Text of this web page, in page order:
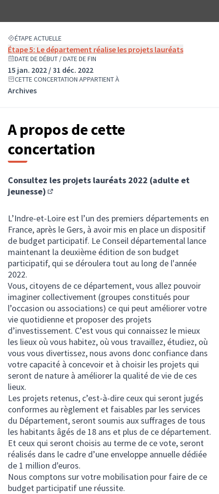
ÉTAPE ACTUELLE
Étape 5: Le département réalise les projets lauréats
DATE DE DÉBUT / DATE DE FIN
15 jan. 2022 / 31 déc. 2022
CETTE CONCERTATION APPARTIENT À
Archives
A propos de cette
concertation
Consultez les projets lauréats 2022 (adulte et
jeunesse)
L’Indre-et-Loire est l’un des premiers départements en
France, après le Gers, à avoir mis en place un dispositif
de budget participatif. Le Conseil départemental lance
maintenant la deuxième édition de son budget
participatif, qui se déroulera tout au long de l'année
2022.
Vous, citoyens de ce département, vous allez pouvoir
imaginer collectivement (groupes constitués pour
l’occasion ou associations) ce qui peut améliorer votre
vie quotidienne et proposer des projets
d’investissement. C’est vous qui connaissez le mieux
les lieux où vous habitez, où vous travaillez, étudiez, où
vous vous divertissez, nous avons donc confiance dans
votre capacité à concevoir et à choisir les projets qui
seront de nature à améliorer la qualité de vie de ces
lieux.
Les projets retenus, c’est-à-dire ceux qui seront jugés
conformes au règlement et faisables par les services
du Département, seront soumis aux suffrages de tous
les habitants âgés de 18 ans et plus de ce département.
Et ceux qui seront choisis au terme de ce vote, seront
réalisés dans le cadre d’une enveloppe annuelle dédiée
de 1 million d'euros.
Nous comptons sur votre mobilisation pour faire de ce
budget participatif une réussite.